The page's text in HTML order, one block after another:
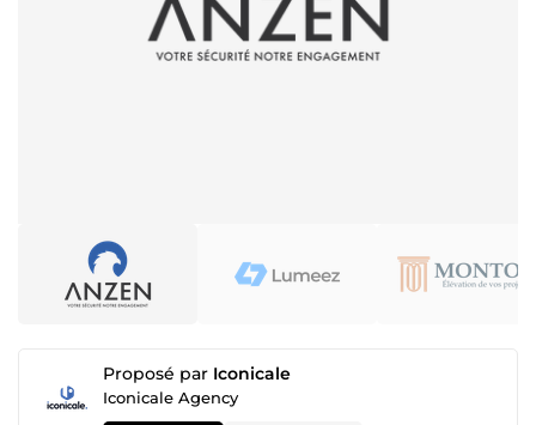
Proposé par Iconicale
Iconicale Agency